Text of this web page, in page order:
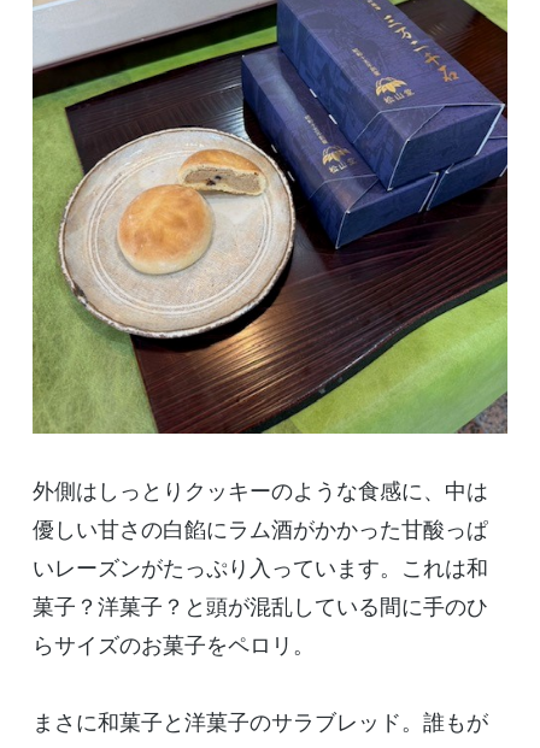
外側はしっとりクッキーのような食感に、中は
優しい甘さの白餡にラム酒がかかった甘酸っぱ
いレーズンがたっぷり入っています。これは和
菓子？洋菓子？と頭が混乱している間に手のひ
らサイズのお菓子をペロリ。
まさに和菓子と洋菓子のサラブレッド。誰もが